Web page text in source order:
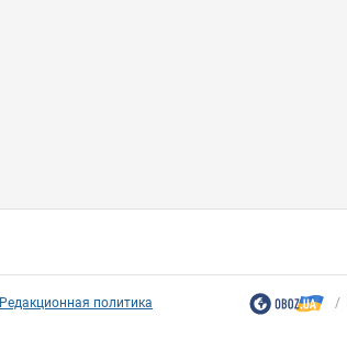
Редакционная политика